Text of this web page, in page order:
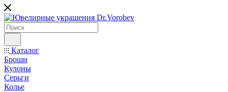
Каталог
Броши
Кулоны
Серьги
Колье